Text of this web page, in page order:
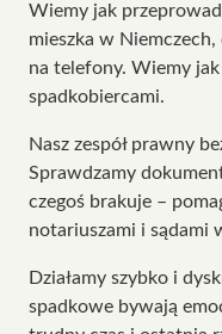
Wiemy jak
mieszka w
na telefony. Wiemy
spadkobiercami.
Nasz zespół prawny
Sprawdzamy
czegoś brakuje –
notariuszami i sądami
Działamy szybko i
spadkowe bywają